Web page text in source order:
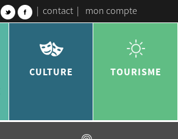
| contact | mon compte
CULTURE TOURISME